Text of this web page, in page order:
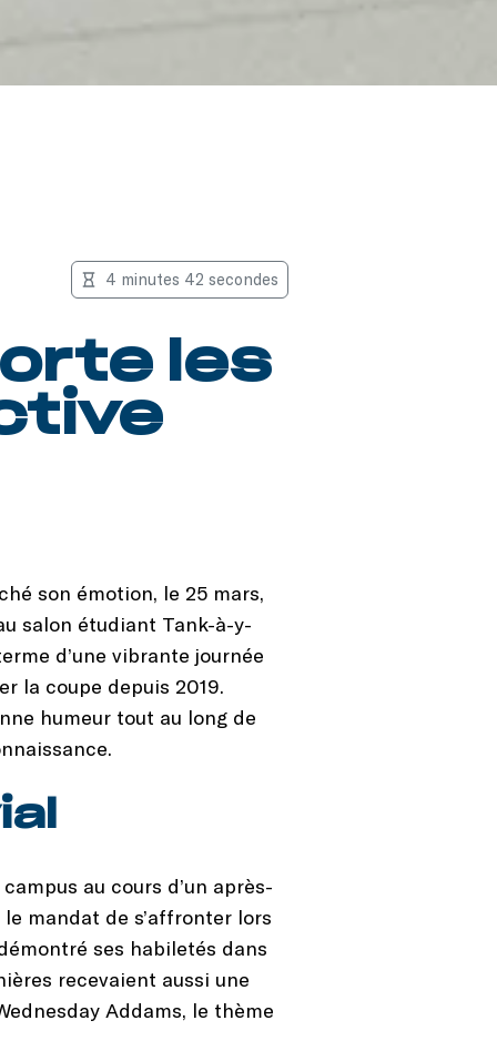
4 minutes 42 secondes
les
son émotion, le 25 mars,
salon étudiant Tank-à-y-
d’une vibrante journée
la coupe depuis 2019.
humeur tout au long de
au cours d’un après-
mandat de s’affronter lors
ses habiletés dans
recevaient aussi une
Addams, le thème